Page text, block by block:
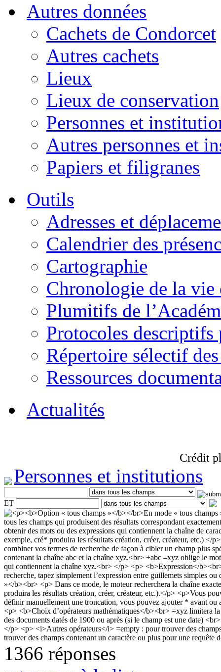
Autres données
Cachets de Condorcet
Autres cachets
Lieux
Lieux de conservation
Personnes et
Autres personnes et
Papiers et filigranes
Outils
Adresses et
Calendrier des
Cartographie
Chronologie de la vie
Plumitifs de
Protocoles descriptifs
Répertoire sélectif
Ressources
Actualités
Crédit
Personnes et institutions
ET
1366 réponses